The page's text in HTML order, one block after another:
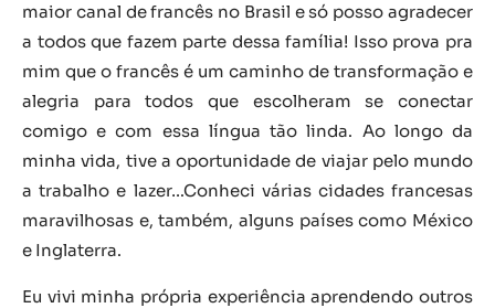
maior canal de francês no Brasil e só posso agradecer
a todos que fazem parte dessa família! Isso prova pra
mim que o francês é um caminho de transformação e
alegria para todos que escolheram se conectar
comigo e com essa língua tão linda. Ao longo da
minha vida, tive a oportunidade de viajar pelo mundo
a trabalho e lazer…Conheci várias cidades francesas
maravilhosas e, também, alguns países como México
e Inglaterra.
Eu vivi minha própria experiência aprendendo outros